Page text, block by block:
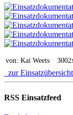
von: Kai Weets
zur Einsatzübersicht
RSS Einsatzfeed